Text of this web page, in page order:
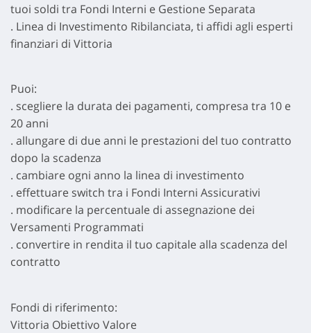
tuoi soldi tra Fondi Interni e Gestione Separata
. Linea di Investimento Ribilanciata, ti affidi agli esperti
finanziari di Vittoria
Puoi:
. scegliere la durata dei pagamenti, compresa tra 10 e
20 anni
. allungare di due anni le prestazioni del tuo contratto
dopo la scadenza
. cambiare ogni anno la linea di investimento
. effettuare switch tra i Fondi Interni Assicurativi
. modificare la percentuale di assegnazione dei
Versamenti Programmati
. convertire in rendita il tuo capitale alla scadenza del
contratto
Fondi di riferimento:
Vittoria Obiettivo Valore